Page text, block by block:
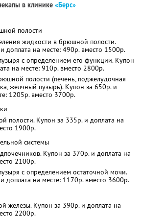
в клинике «Берс»
полости
жидкости в брюшной полости.
доплата на месте: 490р. вместо 1500р.
с определением его функции. Купон
на месте: 910р. вместо 2800р.
полости (печень, поджелудочная
желчный пузырь). Купон за 650р. и
1205р. вместо 3700р.
полости. Купон за 335р. и доплата на
1900р.
системы
Купон за 370р. и доплата на
2100р.
с определением остаточной мочи.
доплата на месте: 1170р. вместо 3600р.
железы. Купон за 390р. и доплата на
2200р.